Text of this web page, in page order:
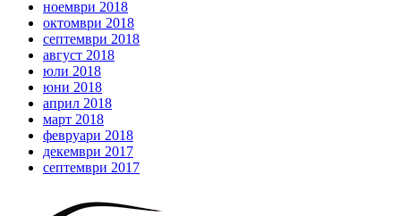
ноември 2018
октомври 2018
септември 2018
август 2018
юли 2018
юни 2018
април 2018
март 2018
февруари 2018
декември 2017
септември 2017